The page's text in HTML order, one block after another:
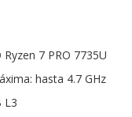
7 PRO 7735U
hasta 4.7 GHz
L3